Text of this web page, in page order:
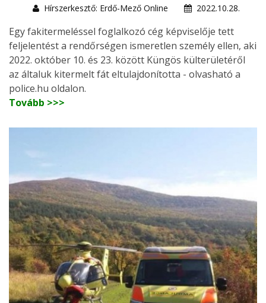
Hírszerkesztő: Erdő-Mező Online 2022.10.28.
Egy fakitermeléssel foglalkozó cég képviselője tett
feljelentést a rendőrségen ismeretlen személy ellen, aki
2022. október 10. és 23. között Küngös külterületéről
az általuk kitermelt fát eltulajdonította - olvasható a
police.hu oldalon.
Tovább >>>